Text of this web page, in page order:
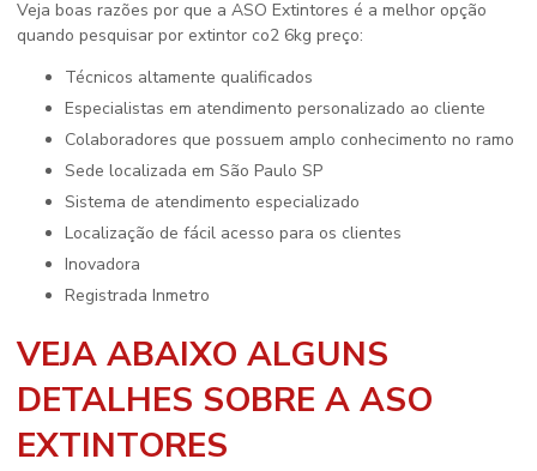
Veja boas razões por que a ASO Extintores é a melhor opção
quando pesquisar por extintor co2 6kg preço:
técnicos altamente qualificados
especialistas em atendimento personalizado ao cliente
colaboradores que possuem amplo conhecimento no ramo
sede localizada em São Paulo SP
sistema de atendimento especializado
localização de fácil acesso para os clientes
inovadora
registrada Inmetro
VEJA ABAIXO ALGUNS
DETALHES SOBRE A ASO
EXTINTORES